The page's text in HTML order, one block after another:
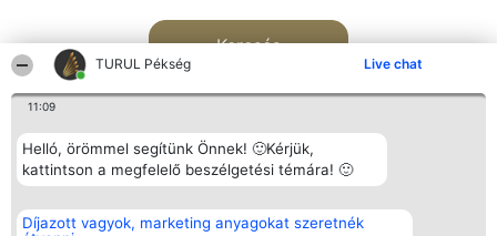
TURUL Pékség Live chat
11:09
Helló, örömmel segítünk Önnek! 🙂Kérjük,
kattintson a megfelelő beszélgetési témára! 🙂
Díjazott vagyok, marketing anyagokat szeretnék
Keresés
Rangsorszervező
SC Beautiful Company S.R.L.
Népszavazás
Nyertesek
Elérhetőség
Elérhetőség